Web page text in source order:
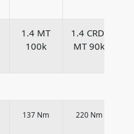
1.4 MT
100k
1.4 CRDi
MT 90k
137 Nm 220 Nm